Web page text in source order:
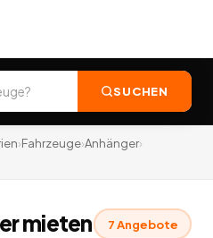
SUCHEN
›Fahrzeuge›Anhänger›
mieten 7Angebote